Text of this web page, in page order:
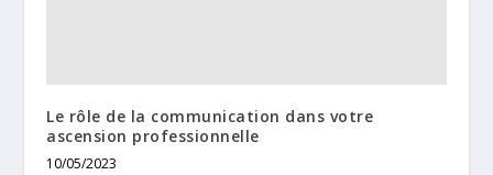
Le rôle de la communication dans votre
ascension professionnelle
10/05/2023